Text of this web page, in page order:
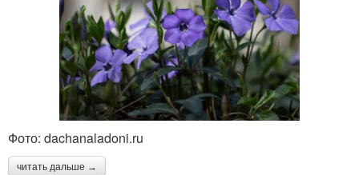
Фото: dachanaladoni.ru
читать дальше →